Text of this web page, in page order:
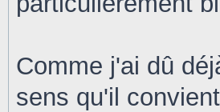
Comme j'ai dû
sens qu'il